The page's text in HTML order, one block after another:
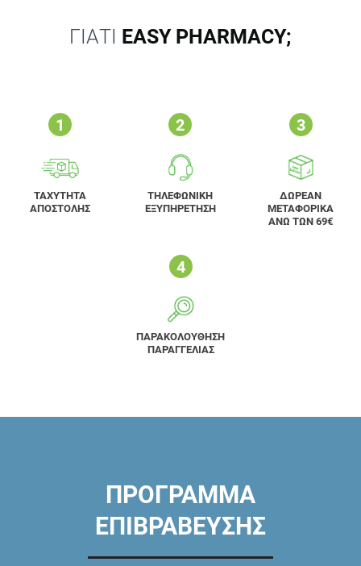
ΓΙΑΤΙ EASY PHARMACY;
ΤΑΧΥΤΗΤΑ
ΑΠΟΣΤΟΛΗΣ
ΤΗΛΕΦΩΝΙΚΗ
ΕΞΥΠΗΡΕΤΗΣΗ
ΔΩΡΕΑΝ
ΜΕΤΑΦΟΡΙΚΑ
ΑΝΩ ΤΩΝ 69€
ΠΑΡΑΚΟΛΟΥΘΗΣΗ
ΠΑΡΑΓΓΕΛΙΑΣ
ΠΡΟΓΡΑΜΜΑ
ΕΠΙΒΡΑΒΕΥΣΗΣ